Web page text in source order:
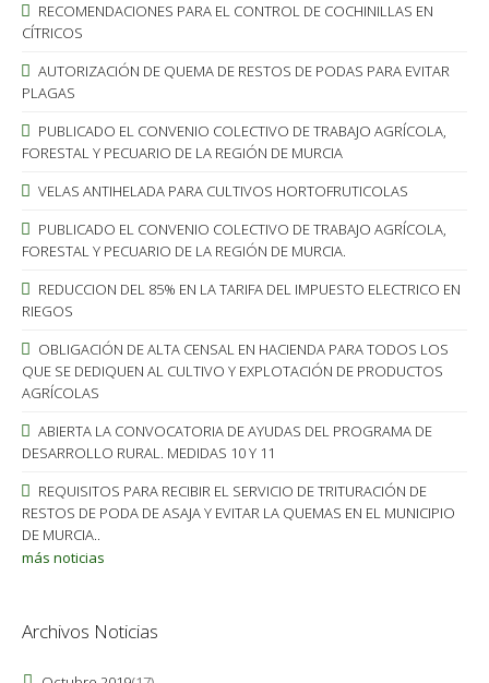
RECOMENDACIONES PARA EL CONTROL DE COCHINILLAS EN
CÍTRICOS
AUTORIZACIÓN DE QUEMA DE RESTOS DE PODAS PARA EVITAR
PLAGAS
PUBLICADO EL CONVENIO COLECTIVO DE TRABAJO AGRÍCOLA,
FORESTAL Y PECUARIO DE LA REGIÓN DE MURCIA
VELAS ANTIHELADA PARA CULTIVOS HORTOFRUTICOLAS
PUBLICADO EL CONVENIO COLECTIVO DE TRABAJO AGRÍCOLA,
FORESTAL Y PECUARIO DE LA REGIÓN DE MURCIA.
REDUCCION DEL 85% EN LA TARIFA DEL IMPUESTO ELECTRICO EN
RIEGOS
OBLIGACIÓN DE ALTA CENSAL EN HACIENDA PARA TODOS LOS
QUE SE DEDIQUEN AL CULTIVO Y EXPLOTACIÓN DE PRODUCTOS
AGRÍCOLAS
ABIERTA LA CONVOCATORIA DE AYUDAS DEL PROGRAMA DE
DESARROLLO RURAL. MEDIDAS 10 Y 11
REQUISITOS PARA RECIBIR EL SERVICIO DE TRITURACIÓN DE
RESTOS DE PODA DE ASAJA Y EVITAR LA QUEMAS EN EL MUNICIPIO
DE MURCIA..
más noticias
Archivos Noticias